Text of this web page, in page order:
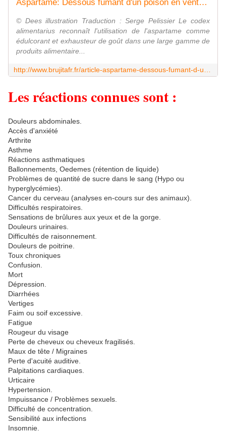
Aspartame: Dessous fumant d'un poison en vente libre... - MOINS de BIENS PLUS de LIENS
© Dees illustration Traduction : Serge Pelissier Le codex
alimentarius reconnaît l'utilisation de l'aspartame comme
édulcorant et exhausteur de goût dans une large gamme de
produits alimentaire...
Les réactions connues sont :
Douleurs abdominales.
Accès d'anxiété
Arthrite
Asthme
Réactions asthmatiques
Ballonnements, Oedemes (rétention de liquide)
Problèmes de quantité de sucre dans le sang (Hypo ou
hyperglycémies).
Cancer du cerveau (analyses en-cours sur des animaux).
Difficultés respiratoires.
Sensations de brûlures aux yeux et de la gorge.
Douleurs urinaires.
Difficultés de raisonnement.
Douleurs de poitrine.
Toux chroniques
Confusion.
Mort
Dépression.
Diarrhées
Vertiges
Faim ou soif excessive.
Fatigue
Rougeur du visage
Perte de cheveux ou cheveux fragilisés.
Maux de tête / Migraines
Perte d'acuité auditive.
Palpitations cardiaques.
Urticaire
Hypertension.
Impuissance / Problèmes sexuels.
Difficulté de concentration.
Sensibilité aux infections
Insomnie.